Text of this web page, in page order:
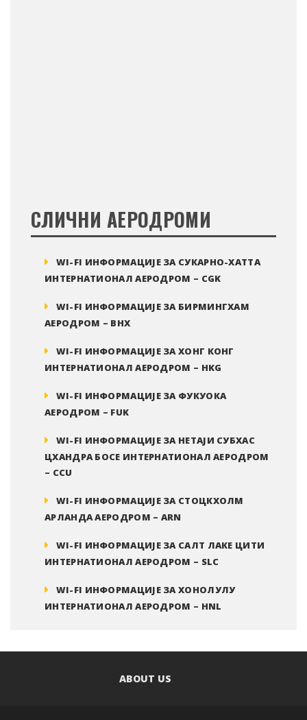
СЛИЧНИ АЕРОДРОМИ
WI-FI ИНФОРМАЦИЈЕ ЗА СУКАРНО-ХАТТА
ИНТЕРНАТИОНАЛ АЕРОДРОМ – CGK
WI-FI ИНФОРМАЦИЈЕ ЗА БИРМИНГХАМ
АЕРОДРОМ – BHX
WI-FI ИНФОРМАЦИЈЕ ЗА ХОНГ КОНГ
ИНТЕРНАТИОНАЛ АЕРОДРОМ – HKG
WI-FI ИНФОРМАЦИЈЕ ЗА ФУКУОКА
АЕРОДРОМ – FUK
WI-FI ИНФОРМАЦИЈЕ ЗА НЕТАЈИ СУБХАС
ЦХАНДРА БОСЕ ИНТЕРНАТИОНАЛ АЕРОДРОМ
– CCU
WI-FI ИНФОРМАЦИЈЕ ЗА СТОЦКХОЛМ
АРЛАНДА АЕРОДРОМ – ARN
WI-FI ИНФОРМАЦИЈЕ ЗА САЛТ ЛАКЕ ЦИТИ
ИНТЕРНАТИОНАЛ АЕРОДРОМ – SLC
WI-FI ИНФОРМАЦИЈЕ ЗА ХОНОЛУЛУ
ИНТЕРНАТИОНАЛ АЕРОДРОМ – HNL
ABOUT US